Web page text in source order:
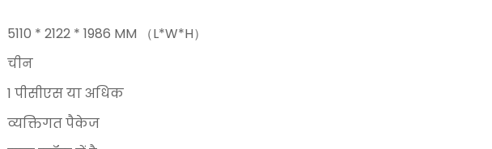
5110 * 2122 * 1986 MM （L*W*H）
चीन
1 पीसीएस या अधिक
व्यक्तिगत पैकेज